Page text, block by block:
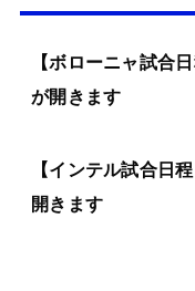
【ボローニャ試合
が開きます
【インテル試合日
開きます